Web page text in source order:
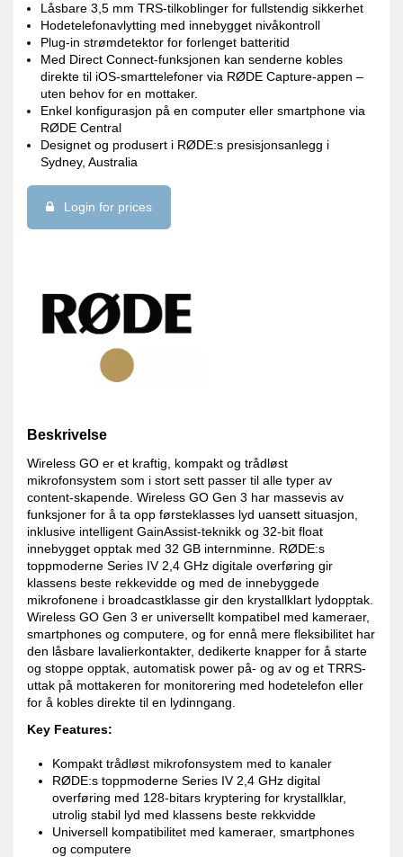
Låsbare 3,5 mm TRS-tilkoblinger for fullstendig sikkerhet
Hodetelefonavlytting med innebygget nivåkontroll
Plug-in strømdetektor for forlenget batteritid
Med Direct Connect-funksjonen kan senderne kobles
direkte til iOS-smarttelefoner via RØDE Capture-appen –
uten behov for en mottaker.
Enkel konfigurasjon på en computer eller smartphone via
RØDE Central
Designet og produsert i RØDE:s presisjonsanlegg i
Sydney, Australia
Login for prices
Beskrivelse
Wireless GO er et kraftig, kompakt og trådløst
mikrofonsystem som i stort sett passer til alle typer av
content-skapende. Wireless GO Gen 3 har massevis av
funksjoner for å ta opp førsteklasses lyd uansett situasjon,
inklusive intelligent GainAssist-teknikk og 32-bit float
innebygget opptak med 32 GB internminne. RØDE:s
toppmoderne Series IV 2,4 GHz digitale overføring gir
klassens beste rekkevidde og med de innebyggede
mikrofonene i broadcastklasse gir den krystallklart lydopptak.
Wireless GO Gen 3 er universellt kompatibel med kameraer,
smartphones og computere, og for ennå mere fleksibilitet har
den låsbare lavalierkontakter, dedikerte knapper for å starte
og stoppe opptak, automatisk power på- og av og et TRRS-
uttak på mottakeren for monitorering med hodetelefon eller
for å kobles direkte til en lydinngang.
Key Features:
Kompakt trådløst mikrofonsystem med to kanaler
RØDE:s toppmoderne Series IV 2,4 GHz digital
overføring med 128-bitars kryptering for krystallklar,
utrolig stabil lyd med klassens beste rekkvidde
Universell kompatibilitet med kameraer, smartphones
og computere